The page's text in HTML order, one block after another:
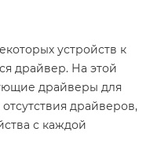
устройств к
драйвер. На этой
драйверы для
драйверов,
с каждой